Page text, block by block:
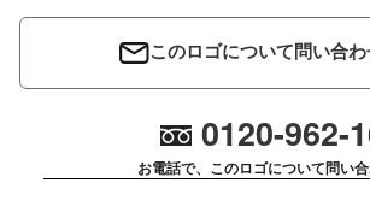
このロゴについて問い合わ
0120-962-
お電話で、このロゴについて問い